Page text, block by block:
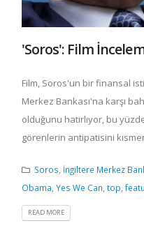
'Soros': Film
Film, Soros'un bir finansal
Merkez Bankası'na karşı
olduğunu hatırlıyor, bu
görenlerin antipatisini
Soros, İngiltere Merkez
Obama, Yes We Can, top,
READ MORE